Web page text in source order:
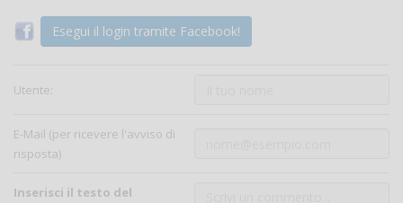
Esegui il login tramite Facebook!
Utente:
E-Mail (per ricevere l'avviso di
risposta)
Inserisci il testo del